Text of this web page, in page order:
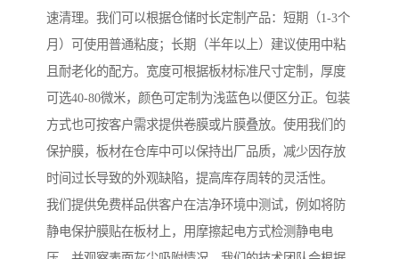
速清理。我们可以根据仓储时长定制产品：短期（1-3个
月）可使用普通粘度；长期（半年以上）建议使用中粘
且耐老化的配方。宽度可根据板材标准尺寸定制，厚度
可选40-80微米，颜色可定制为浅蓝色以便区分正。包装
方式也可按客户需求提供卷膜或片膜叠放。使用我们的
保护膜，板材在仓库中可以保持出厂品质，减少因存放
时间过长导致的外观缺陷，提高库存周转的灵活性。
我们提供免费样品供客户在洁净环境中测试，例如将防
静电保护膜贴在板材上，用摩擦起电方式检测静电电